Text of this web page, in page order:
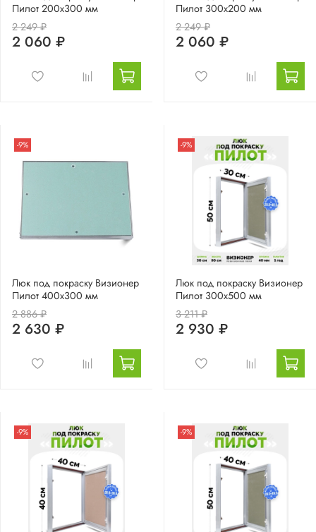
Пилот 200х300 мм
2 249 ₽
2 060 ₽
Пилот 300х200 мм
2 249 ₽
2 060 ₽
-9%
Люк под покраску Визионер
Пилот 400х300 мм
2 886 ₽
2 630 ₽
-9%
Люк под покраску Визионер
Пилот 300х500 мм
3 211 ₽
2 930 ₽
-9% -9%